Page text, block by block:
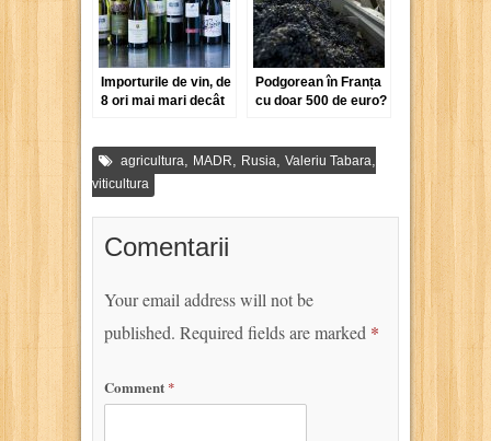
Importurile de vin, de
8 ori mai mari decât
Podgorean în Franța
cu doar 500 de euro?
agricultura MADR Rusia Valeriu Tabara
viticultura
Comentarii
Your email address will not be
published. Required fields are marked *
Comment *